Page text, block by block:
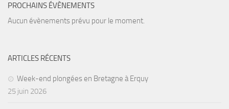
PROCHAINS ÉVÈNEMENTS
Aucun évènements prévu pour le moment.
ARTICLES RÉCENTS
Week-end plongées en Bretagne à Erquy
25 juin 2026